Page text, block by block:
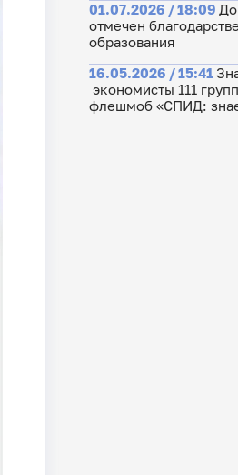
01.07.2026 / 18:09
отмечен
образования
16.05.2026 / 15:41
экономисты 111
флешмоб «СПИД: